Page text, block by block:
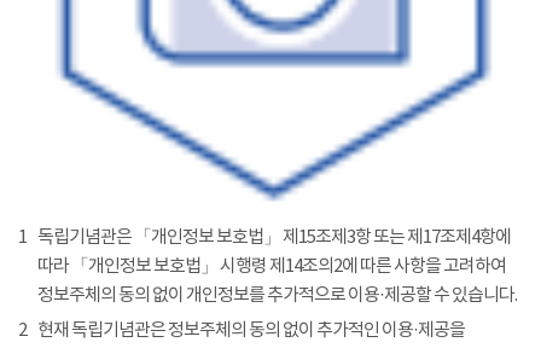
1 독립기념관은 「개인정보 보호법」 제15조제3항 또는 제17조제4항에
따라 「개인정보 보호법」 시행령 제14조의2에 따른 사항을 고려하여
정보주체의 동의 없이 개인정보를 추가적으로 이용·제공할 수 있습니다.
2 현재 독립기념관은 정보주체의 동의 없이 추가적인 이용·제공을